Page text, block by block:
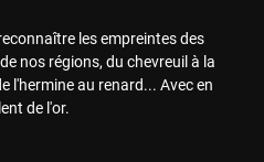
les empreintes des
nos régions, du chevreuil à la
l'hermine au renard... Avec en
de l'or.